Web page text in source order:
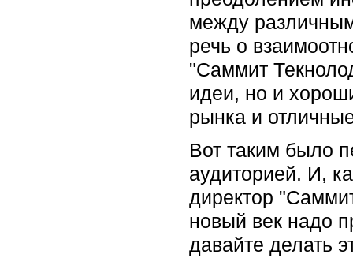
между
речь о
"Саммит
идеи, но и
рынка и
Вот таким было
аудиторией. И,
директор
новый век надо
давайте делать